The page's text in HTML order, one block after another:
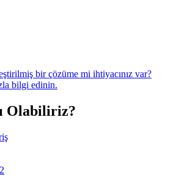
bir çözüme mi ihtiyacınız var?
bilgi edinin.
Olabiliriz?